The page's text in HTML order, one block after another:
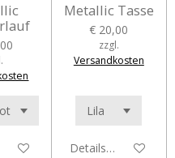
Metallic Tasse
€ 20,00
zzgl.
Versandkosten
Details anzeigen